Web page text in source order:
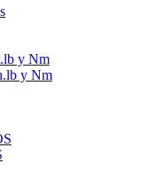
y Nm
y Nm